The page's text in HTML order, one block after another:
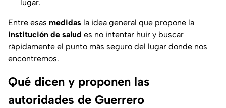
lugar.
Entre esas medidas la idea general que propone la
institución de salud es no intentar huir y buscar
rápidamente el punto más seguro del lugar donde nos
encontremos.
Qué dicen y proponen las
autoridades de Guerrero